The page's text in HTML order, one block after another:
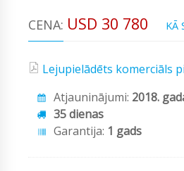
CENA: USD 30 780 KĀ
Lejupielādēts komerciāls
Atjauninājumi: 2018.
35 dienas
Garantija: 1 gads